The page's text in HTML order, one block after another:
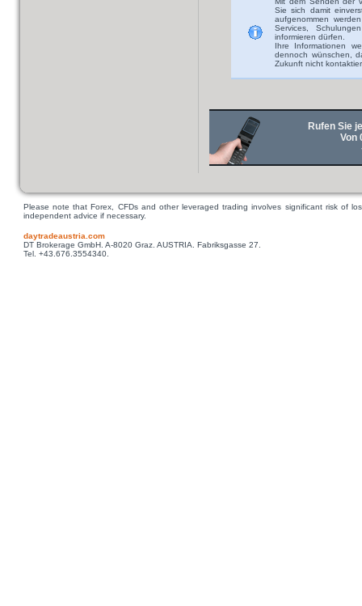
Sie sich damit
aufgenommen
Services,
informieren dürfen.
Ihre Informationen
dennoch wünschen,
Zukunft nicht
Rufen Sie
Von
Please note that Forex, CFDs and other leveraged trading involves significant risk of
independent advice if necessary.
daytradeaustria.com
DT Brokerage GmbH. A-8020 Graz. AUSTRIA. Fabriksgasse 27.
Tel. +43.676.3554340.